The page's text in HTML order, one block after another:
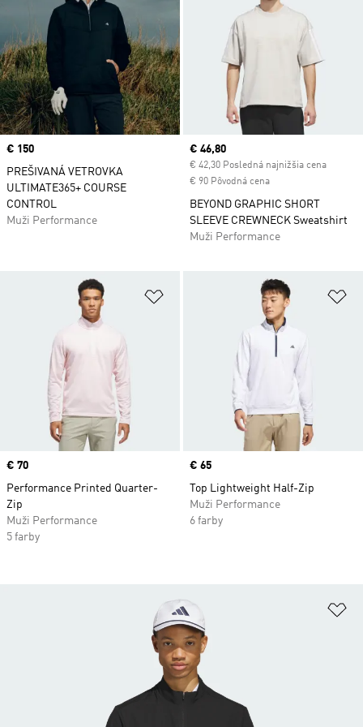
Price
€ 150
PREŠIVANÁ VETROVKA
ULTIMATE365+ COURSE
CONTROL
Muži Performance
Current price
€ 46,80
€ 42,30 Posledná najnižšia cena
€ 90 Pôvodná cena
BEYOND GRAPHIC SHORT
SLEEVE CREWNECK Sweatshirt
Muži Performance
Pridať do zoznamu želaných
Price
€ 70
Performance Printed Quarter-
Zip
Muži Performance
5 farby
Price
€ 65
Top Lightweight Half-Zip
Muži Performance
6 farby